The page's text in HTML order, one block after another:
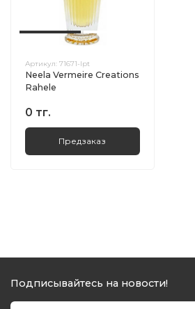
Артикул: 71671-lpt
Neela Vermeire Creations
Rahele
0 тг.
Предзаказ
Подписывайтесь на новости!